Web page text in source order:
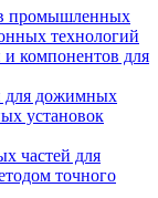
промышленных
технологий
и компонентов для
для дожимных
установок
частей для
точного